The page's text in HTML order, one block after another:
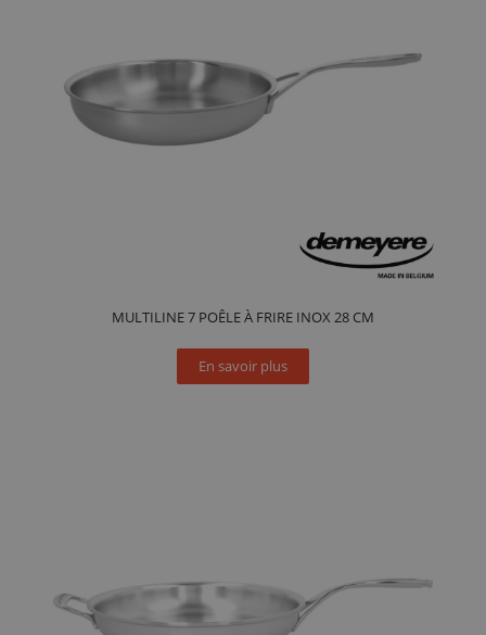
MULTILINE 7 POÊLE À FRIRE INOX 28 CM
En savoir plus